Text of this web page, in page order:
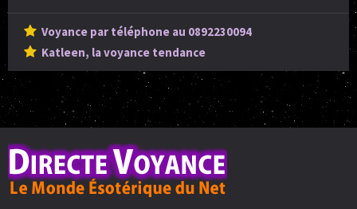
Voyance par téléphone au 0892230094
Katleen, la voyance tendance